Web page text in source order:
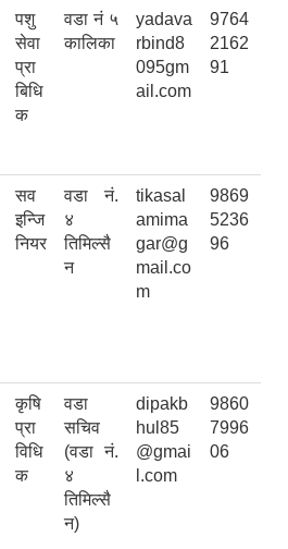
पशु
सेवा
प्रा
बिधि
क
वडा नं ५
कालिका
yadava
rbind8
095gm
ail.com
9764
2162
91
सव
इन्जि
नियर
वडा नं.
४
तिमिल्सै
न
tikasal
amima
gar@g
mail.co
m
9869
5236
96
कृषि
प्रा
विधि
क
वडा
सचिव
(वडा नं.
४
तिमिल्सै
न)
dipakb
hul85
@gmai
l.com
9860
7996
06